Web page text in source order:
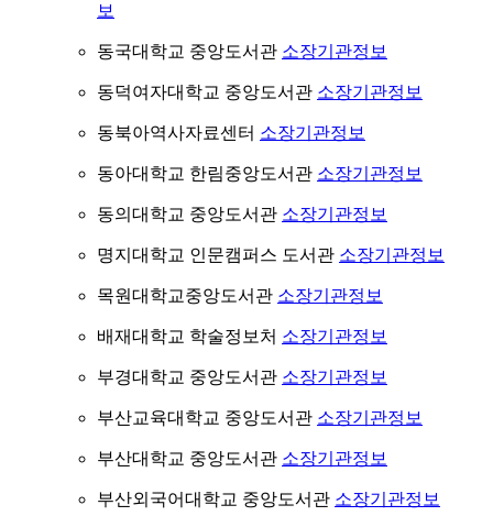
보
동국대학교 중앙도서관 소장기관정보
동덕여자대학교 중앙도서관 소장기관정보
동북아역사자료센터 소장기관정보
동아대학교 한림중앙도서관 소장기관정보
동의대학교 중앙도서관 소장기관정보
명지대학교 인문캠퍼스 도서관 소장기관정보
목원대학교중앙도서관 소장기관정보
배재대학교 학술정보처 소장기관정보
부경대학교 중앙도서관 소장기관정보
부산교육대학교 중앙도서관 소장기관정보
부산대학교 중앙도서관 소장기관정보
부산외국어대학교 중앙도서관 소장기관정보